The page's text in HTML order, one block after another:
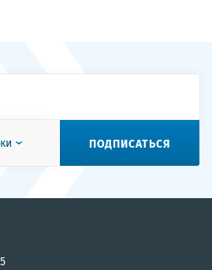
ПОДПИСАТЬСЯ